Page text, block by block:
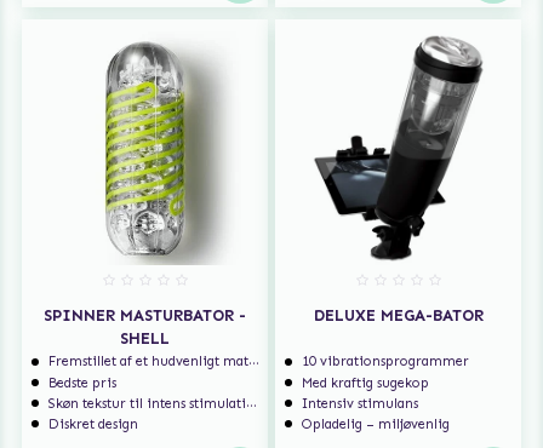
SPINNER MASTURBATOR -
SHELL
Fremstillet af et hudvenligt materiale
Bedste pris
Skøn tekstur til intens stimulation!
Diskret design
DELUXE MEGA-BATOR
10 vibrationsprogrammer
Med kraftig sugekop
Intensiv stimulans
Opladelig – miljøvenlig